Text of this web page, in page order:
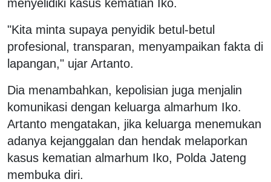
menyelidiki kasus kematian Iko.
"Kita minta supaya penyidik betul-betul
profesional, transparan, menyampaikan fakta di
lapangan," ujar Artanto.
Dia menambahkan, kepolisian juga menjalin
komunikasi dengan keluarga almarhum Iko.
Artanto mengatakan, jika keluarga menemukan
adanya kejanggalan dan hendak melaporkan
kasus kematian almarhum Iko, Polda Jateng
membuka diri.